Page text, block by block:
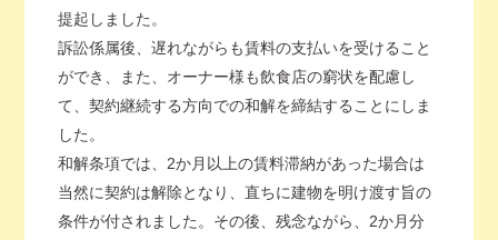
提起しました。
訴訟係属後、遅れながらも賃料の支払いを受けること
ができ、また、オーナー様も飲食店の窮状を配慮し
て、契約継続する方向での和解を締結することにしま
した。
和解条項では、2か月以上の賃料滞納があった場合は
当然に契約は解除となり、直ちに建物を明け渡す旨の
条件が付されました。その後、残念ながら、2か月分